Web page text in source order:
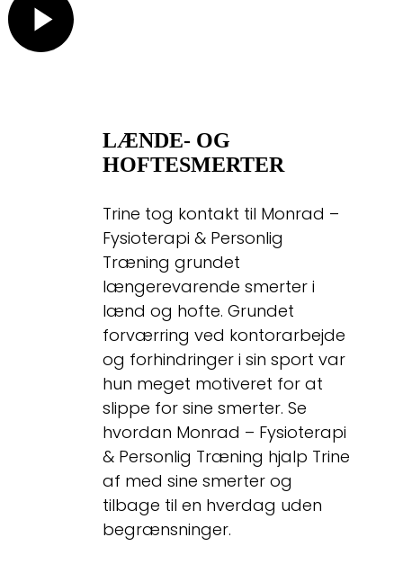
LÆNDE- OG
HOFTESMERTER
Trine tog kontakt til Monrad –
Fysioterapi & Personlig
Træning grundet
længerevarende smerter i
lænd og hofte. Grundet
forværring ved kontorarbejde
og forhindringer i sin sport var
hun meget motiveret for at
slippe for sine smerter. Se
hvordan Monrad – Fysioterapi
& Personlig Træning hjalp Trine
af med sine smerter og
tilbage til en hverdag uden
begrænsninger.